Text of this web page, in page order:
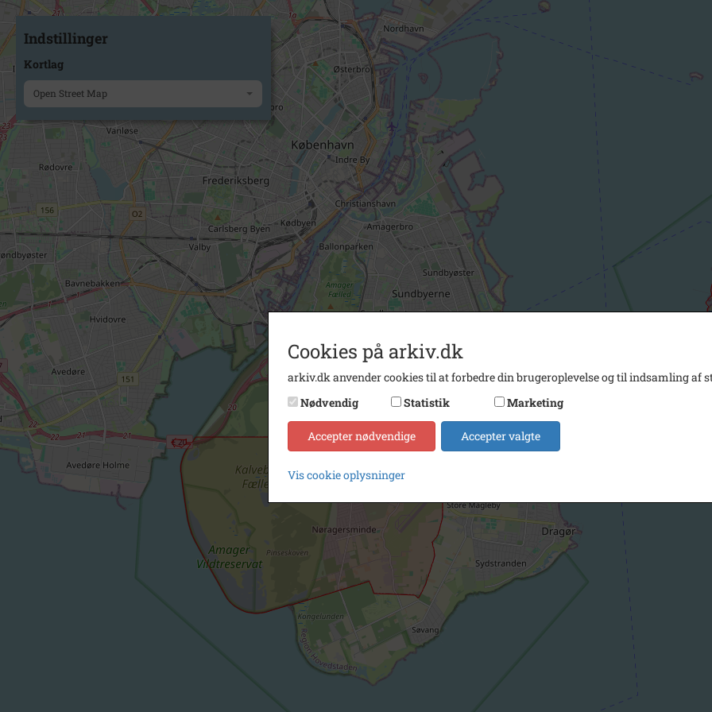
Indstillinger
Kortlag
Open Street Map
Cookies på arkiv.dk
arkiv.dk anvender cookies til at forbedre din brugeroplevelse og til indsamling af
Nødvendig
Statistik Marketing
Accepter nødvendige Accepter valgte
Vis cookie oplysninger